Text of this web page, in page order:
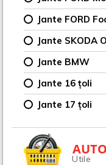
Jante FORD
Jante SKODA
Jante BMW
Jante 16 țoli
Jante 17 țoli
Utile